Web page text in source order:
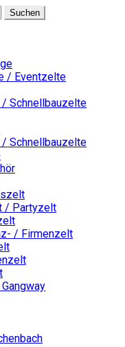
Suchen
/ Eventzelte
Schnellbauzelte
Schnellbauzelte
/ Partyzelt
/ Firmenzelt